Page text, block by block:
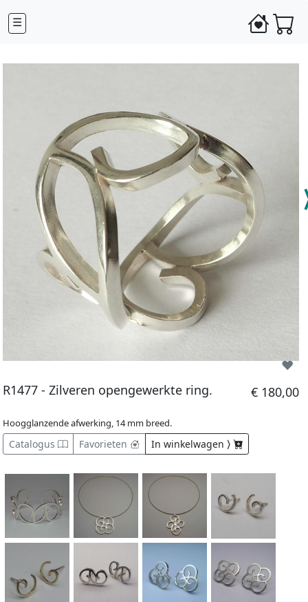
€ 180,00
R1477 - Zilveren opengewerkte ring.
Hoogglanzende afwerking, 14 mm breed.
Catalogus Favorieten In winkelwagen ⟩